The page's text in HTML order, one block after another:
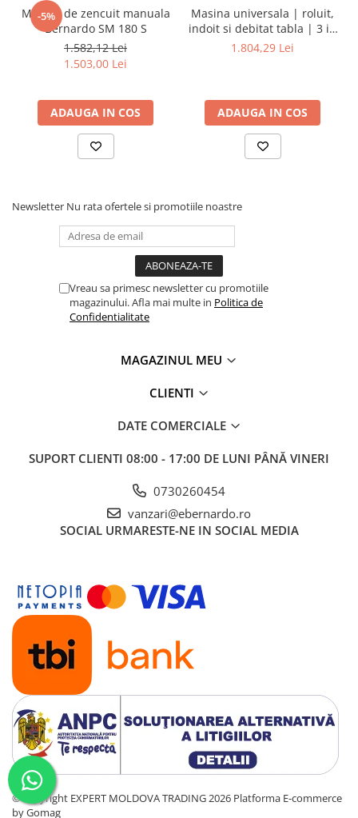
-5%
Masina de zencuit manuala
Bernardo SM 180 S
1.582,12 Lei
1.503,00 Lei
ADAUGA IN COS
Masina universala | roluit,
indoit si debitat tabla | 3 in
1 - 200
1.804,29 Lei
ADAUGA IN COS
Newsletter Nu rata ofertele si promotiile noastre
Vreau sa primesc newsletter cu promotiile
magazinului. Afla mai multe in Politica de
Confidentialitate
MAGAZINUL MEU
CLIENTI
DATE COMERCIALE
SUPORT CLIENTI 08:00 - 17:00 DE LUNI PÂNĂ VINERI
0730260454
vanzari@ebernardo.ro
SOCIAL URMARESTE-NE IN SOCIAL MEDIA
©Copyright EXPERT MOLDOVA TRADING 2026 Platforma E-commerce
by Gomag